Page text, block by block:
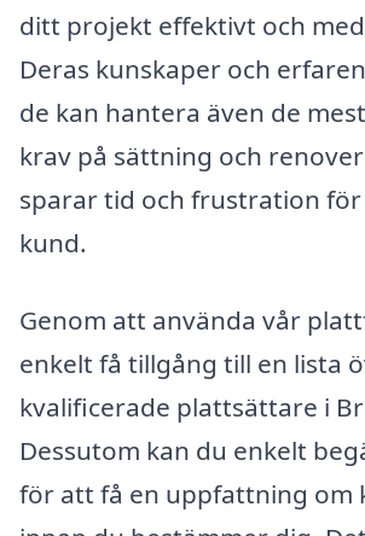
ditt projekt effektivt och
Deras kunskaper och
de kan hantera även de
krav på sättning och
sparar tid och frustration för
kund.
Genom att använda vår
enkelt få tillgång till en lista
kvalificerade plattsättare i
Dessutom kan du enkelt
för att få en uppfattning om